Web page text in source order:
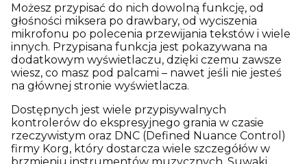
Możesz przypisać do nich dowolną funkcję, od
głośności miksera po drawbary, od wyciszenia
mikrofonu po polecenia przewijania tekstów i wiele
innych. Przypisana funkcja jest pokazywana na
dodatkowym wyświetlaczu, dzięki czemu zawsze
wiesz, co masz pod palcami – nawet jeśli nie jesteś
na głównej stronie wyświetlacza.
Dostępnych jest wiele przypisywalnych
kontrolerów do ekspresyjnego grania w czasie
rzeczywistym oraz DNC (Defined Nuance Control)
firmy Korg, który dostarcza wiele szczegółów w